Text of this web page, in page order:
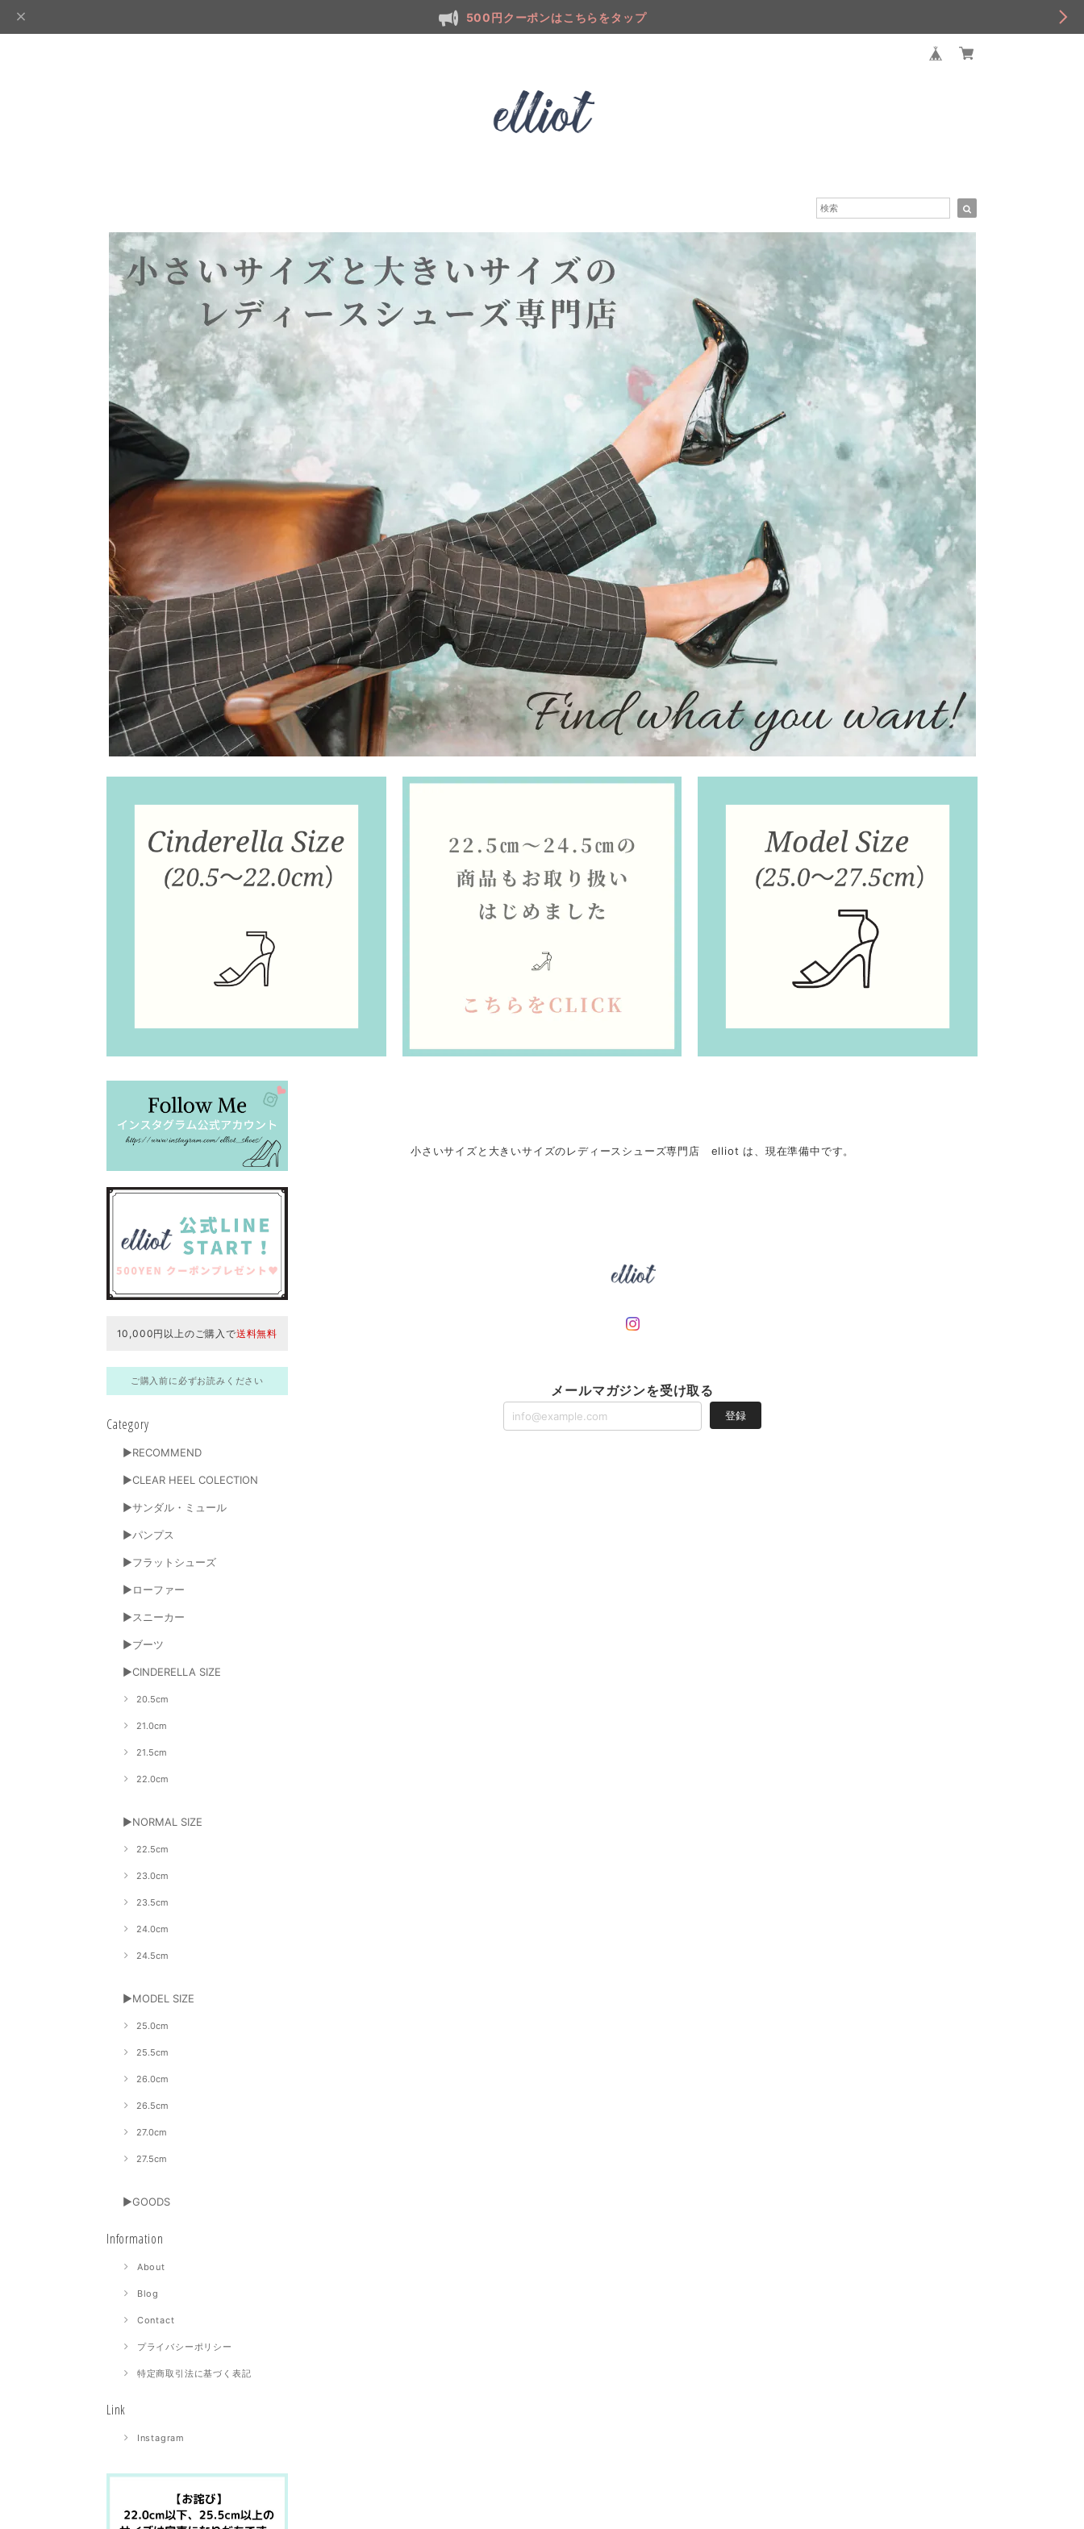
500円クーポンはこちらをタップ
10,000円以上のご購入で送料無料
ご購入前に必ずお読みください
Category
▶RECOMMEND
▶CLEAR HEEL COLECTION
▶サンダル・ミュール
▶パンプス
▶フラットシューズ
▶ローファー
▶スニーカー
▶ブーツ
▶CINDERELLA SIZE
20.5cm
21.0cm
21.5cm
22.0cm
▶NORMAL SIZE
22.5cm
23.0cm
23.5cm
24.0cm
24.5cm
▶MODEL SIZE
25.0cm
25.5cm
26.0cm
26.5cm
27.0cm
27.5cm
▶GOODS
Information
About
Blog
Contact
プライバシーポリシー
特定商取引法に基づく表記
Link
Instagram
小さいサイズと大きいサイズのレディースシューズ専門店 elliot は、現在準備中です。
メールマガジンを受け取る
登録